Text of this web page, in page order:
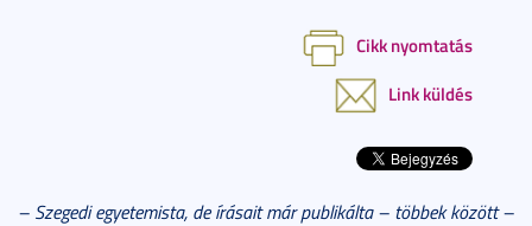
Cikk nyomtatás
Link küldés
– Szegedi egyetemista, de írásait már publikálta – többek között –